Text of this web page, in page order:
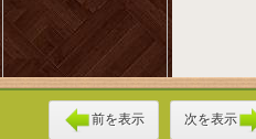
前を表示 次を表示